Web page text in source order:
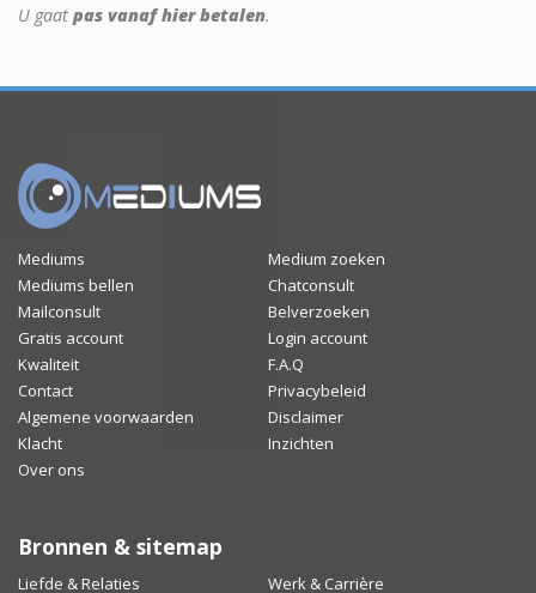
U gaat pas vanaf hier betalen.
Mediums
Medium zoeken
Mediums bellen
Chatconsult
Mailconsult
Belverzoeken
Gratis account
Login account
Kwaliteit
F.A.Q
Contact
Privacybeleid
Algemene voorwaarden
Disclaimer
Klacht
Inzichten
Over ons
Bronnen & sitemap
Liefde & Relaties Werk & Carrière